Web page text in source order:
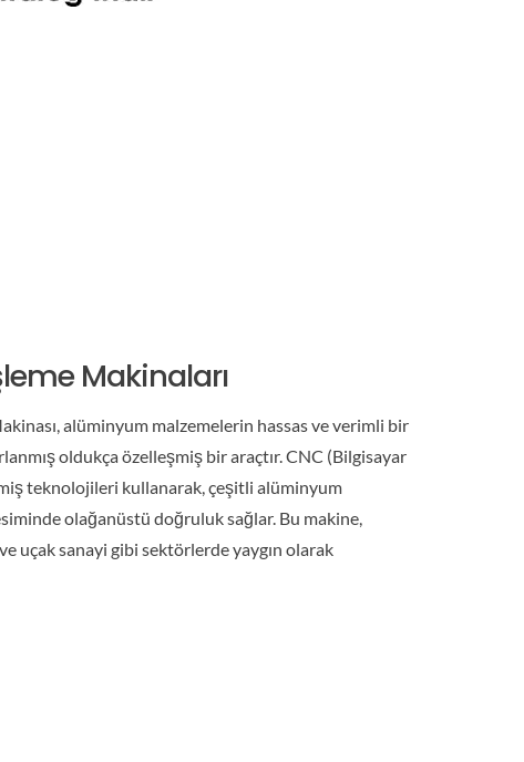
Makinaları
alüminyum malzemelerin hassas ve verimli bir
oldukça özelleşmiş bir araçtır. CNC (Bilgisayar
teknolojileri kullanarak, çeşitli alüminyum
olağanüstü doğruluk sağlar. Bu makine,
uçak sanayi gibi sektörlerde yaygın olarak